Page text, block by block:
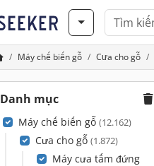
Máy chế biến gỗ Cưa cho gỗ
Danh mục
Máy chế biến gỗ (12.162)
Cưa cho gỗ (1.872)
Máy cưa tấm đứng